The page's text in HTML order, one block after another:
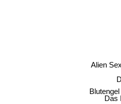
Blutengel
Alien
Das